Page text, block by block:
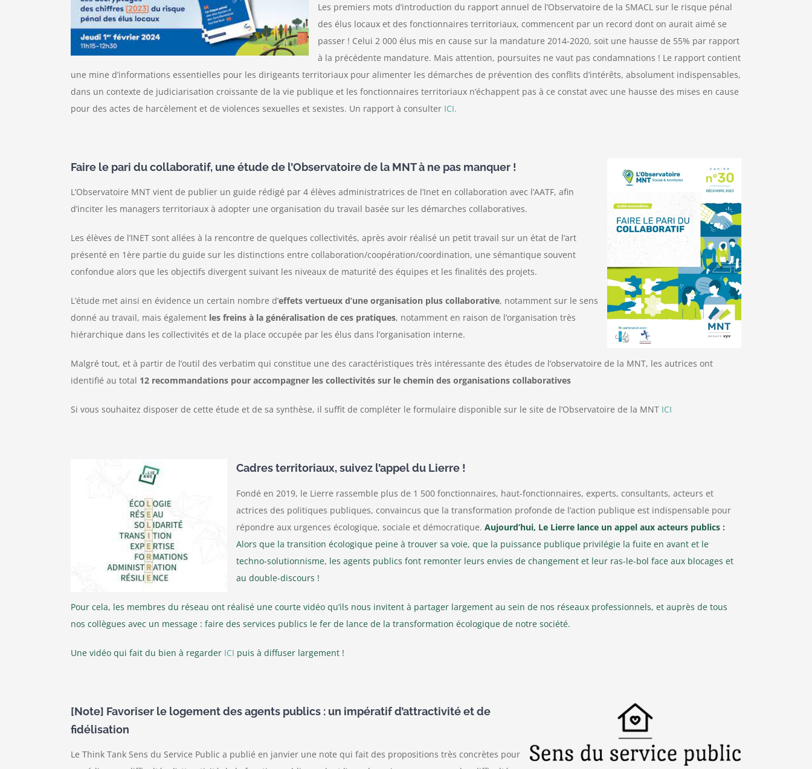
Les premiers mots d’introduction du rapport annuel de l’Observatoire de la SMACL sur le risque pénal
des élus locaux et des fonctionnaires territoriaux, commencent par un record dont on aurait aimé se
passer ! Celui 2 000 élus mis en cause sur la mandature 2014-2020, soit une hausse de 55% par rapport
à la précédente mandature. Mais attention, poursuites ne vaut pas condamnations ! Le rapport contient
une mine d’informations essentielles pour les dirigeants territoriaux pour alimenter les démarches de prévention des conflits d’intérêts, absolument indispensables,
dans un contexte de judiciarisation croissante de la vie publique et les fonctionnaires territoriaux n’échappent pas à ce constat avec une hausse des mises en cause
pour des actes de harcèlement et de violences sexuelles et sexistes. Un rapport à consulter ICI.
Faire le pari du collaboratif, une étude de l’Observatoire de la MNT à ne pas manquer !
L’Observatoire MNT vient de publier un guide rédigé par 4 élèves administratrices de l’Inet en collaboration avec l’AATF, afin
d’inciter les managers territoriaux à adopter une organisation du travail basée sur les démarches collaboratives.
Les élèves de l’INET sont allées à la rencontre de quelques collectivités, après avoir réalisé un petit travail sur un état de l’art
présenté en 1ère partie du guide sur les distinctions entre collaboration/coopération/coordination, une sémantique souvent
confondue alors que les objectifs divergent suivant les niveaux de maturité des équipes et les finalités des projets.
L’étude met ainsi en évidence un certain nombre d’effets vertueux d’une organisation plus collaborative, notamment sur le sens
donné au travail, mais également les freins à la généralisation de ces pratiques, notamment en raison de l’organisation très
hiérarchique dans les collectivités et de la place occupée par les élus dans l’organisation interne.
Malgré tout, et à partir de l’outil des verbatim qui constitue une des caractéristiques très intéressante des études de l’observatoire de la MNT, les autrices ont
identifié au total 12 recommandations pour accompagner les collectivités sur le chemin des organisations collaboratives
Si vous souhaitez disposer de cette étude et de sa synthèse, il suffit de compléter le formulaire disponible sur le site de l’Observatoire de la MNT ICI
Cadres territoriaux, suivez l’appel du Lierre !
Fondé en 2019, le Lierre rassemble plus de 1 500 fonctionnaires, haut-fonctionnaires, experts, consultants, acteurs et
actrices des politiques publiques, convaincus que la transformation profonde de l’action publique est indispensable pour
répondre aux urgences écologique, sociale et démocratique. Aujourd’hui, Le Lierre lance un appel aux acteurs publics :
Alors que la transition écologique peine à trouver sa voie, que la puissance publique privilégie la fuite en avant et le
techno-solutionnisme, les agents publics font remonter leurs envies de changement et leur ras-le-bol face aux blocages et
au double-discours !
Pour cela, les membres du réseau ont réalisé une courte vidéo qu’ils nous invitent à partager largement au sein de nos réseaux professionnels, et auprès de tous
nos collègues avec un message : faire des services publics le fer de lance de la transformation écologique de notre société.
Une vidéo qui fait du bien à regarder ICI puis à diffuser largement !
[Note] Favoriser le logement des agents publics : un impératif d’attractivité et de
fidélisation
Le Think Tank Sens du Service Public a publié en janvier une note qui fait des propositions très concrètes pour